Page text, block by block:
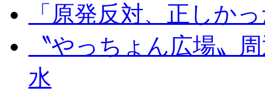
「原発反対、正しか
〝やっちょん広場〟
水